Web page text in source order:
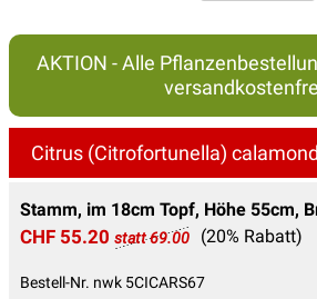
AKTION - Alle
Citrus (Citrofortunella)
Stamm, im 18cm Topf, Höhe 55cm,
CHF 55.20 statt 69.00 (20% Rabatt)
Bestell-Nr. nwk 5CICARS67